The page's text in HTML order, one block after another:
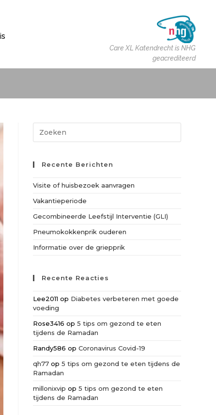
Care XL Katendrecht is NHG
geacrediteerd
Recente Berichten
Visite of huisbezoek aanvragen
Vakantieperiode
Gecombineerde Leefstijl Interventie (GLI)
Pneumokokkenprik ouderen
Informatie over de griepprik
Recente Reacties
Lee2011 op Diabetes verbeteren met goede
voeding
Rose3416 op 5 tips om gezond te eten
tijdens de Ramadan
Randy586 op Coronavirus Covid-19
qh77 op 5 tips om gezond te eten tijdens de
Ramadan
millonixvip op 5 tips om gezond te eten
tijdens de Ramadan